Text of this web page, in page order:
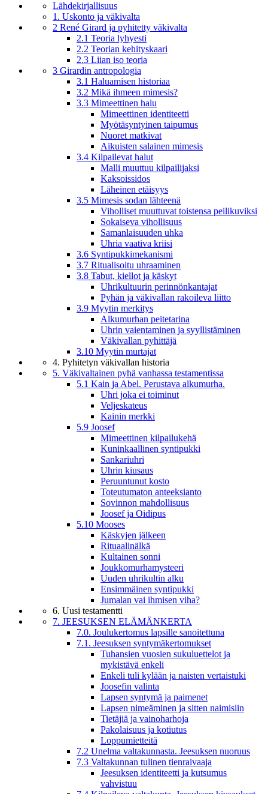
Lähdekirjallisuus
1. Uskonto ja väkivalta
2 René Girard ja pyhitetty väkivalta
2.1 Teoria lyhyesti
2.2 Teorian kehityskaari
2.3 Liian iso teoria
3 Girardin antropologia
3.1 Haluamisen historiaa
3.2 Mikä ihmeen mimesis?
3.3 Mimeettinen halu
Mimeettinen identiteetti
Myötäsyntyinen taipumus
Nuoret matkivat
Aikuisten salainen mimesis
3.4 Kilpailevat halut
Malli muuttuu kilpailijaksi
Kaksoissidos
Läheinen etäisyys
3.5 Mimesis sodan lähteenä
Viholliset muuttuvat toistensa peilikuviksi
Sokaiseva vihollisuus
Samanlaisuuden uhka
Uhria vaativa kriisi
3.6 Syntipukkimekanismi
3.7 Ritualisoitu uhraaminen
3.8 Tabut, kiellot ja käskyt
Uhrikultuurin perinnönkantajat
Pyhän ja väkivallan rakoileva liitto
3.9 Myytin merkitys
Alkumurhan peitetarina
Uhrin vaientaminen ja syyllistäminen
Väkivallan pyhittäjä
3.10 Myytin murtajat
4. Pyhitetyn väkivallan historia
5. Väkivaltainen pyhä vanhassa testamentissa
5.1 Kain ja Abel. Perustava alkumurha.
Uhri joka ei toiminut
Veljeskateus
Kainin merkki
5.9 Joosef
Mimeettinen kilpailukehä
Kuninkaallinen syntipukki
Sankariuhri
Uhrin kiusaus
Peruuntunut kosto
Toteutumaton anteeksianto
Sovinnon mahdollisuus
Joosef ja Oidipus
5.10 Mooses
Käskyjen jälkeen
Rituaalinälkä
Kultainen sonni
Joukkomurhamysteeri
Uuden uhrikultin alku
Ensimmäinen syntipukki
Jumalan vai ihmisen viha?
6. Uusi testamentti
7. JEESUKSEN ELÄMÄNKERTA
7.0. Joulukertomus lapsille sanoitettuna
7.1. Jeesuksen syntymäkertomukset
Tuhansien vuosien sukuluettelot ja
mykistävä enkeli
Enkeli tuli kylään ja naisten vertaistuki
Joosefin valinta
Lapsen syntymä ja paimenet
Lapsen nimeäminen ja sitten naimisiin
Tietäjiä ja vainoharhoja
Pakolaisuus ja kotiutus
Loppumietteitä
7.2 Unelma valtakunnasta. Jeesuksen nuoruus
7.3 Valtakunnan tulinen tienraivaaja
Jeesuksen identiteetti ja kutsumus
vahvistuu